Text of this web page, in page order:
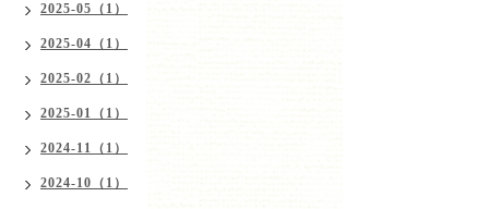
2025-05（1）
2025-04（1）
2025-02（1）
2025-01（1）
2024-11（1）
2024-10（1）